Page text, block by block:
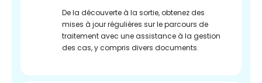
De la découverte à la sortie, obtenez des
mises à jour régulières sur le parcours de
traitement avec une assistance à la gestion
des cas, y compris divers documents.